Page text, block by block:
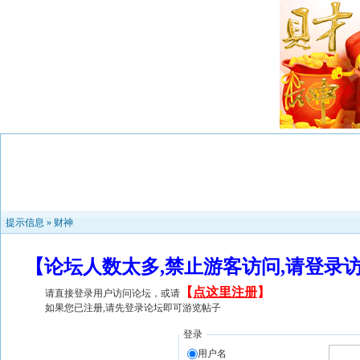
提示信息 » 财神
【论坛人数太多,禁止游客访问,请登
请直接登录用户访问论坛，或请 【 点这里注册】
如果您已注册,请先登录论坛即可游览帖子
登录
用户名